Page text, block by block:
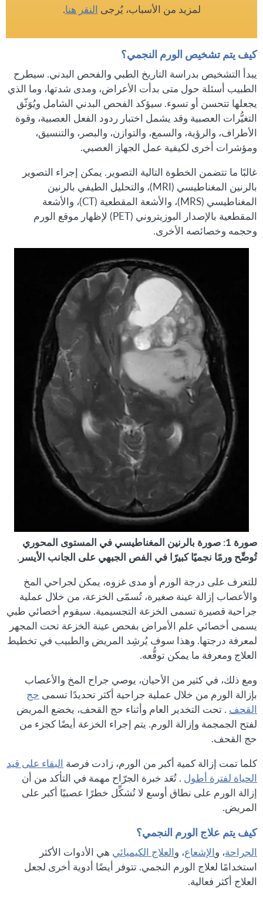
لمزيد من الأسباب، يُرجى النقر هنا.
كيف يتم تشخيص الورم النجمي؟
يبدأ التشخيص بدراسة التاريخ الطبي والفحص البدني. سيطرح
الطبيب أسئلة حول متى بدأت الأعراض، ومدى شدتها، وما الذي
يجعلها تتحسن أو تسوء. سيؤكد الفحص البدني الشامل ويُوَثّق
التغيُّرات العصبية وقد يشمل اختبار ردود الفعل العصبية، وقوة
الأطراف، والرؤية، والسمع، والتوازن، والبصر، والتنسيق،
ومؤشرات أخرى لكيفية عمل الجهاز العصبي.
غالبًا ما تتضمن الخطوة التالية التصوير. يمكن إجراء التصوير
بالرنين المغناطيسي (MRI)، والتحليل الطيفي بالرنين
المغناطيسي (MRS)، والأشعة المقطعية (CT)، والأشعة
المقطعية بالإصدار البوزيتروني (PET) لإظهار موقع الورم
وحجمه وخصائصه الأخرى.
صورة 1: صورة بالرنين المغناطيسي في المستوى المحوري
تُوضِّح ورمًا نجميًا كبيرًا في الفص الجبهي على الجانب الأيسر.
للتعرف على درجة الورم أو مدى غزوه، يمكن لجراحي المخ
والأعصاب إزالة عينة صغيرة، تُسمّى الخزعة، من خلال عملية
جراحية قصيرة تسمى الخزعة التجسيمية. سيقوم أخصائي طبي
يسمى أخصائي علم الأمراض بفحص عينة الخزعة تحت المجهر
لمعرفة درجتها. وهذا سوف يُرشِد المريض والطبيب في تخطيط
العلاج ومعرفة ما يمكن توقُّعه.
ومع ذلك، في كثير من الأحيان، يوصي جراح المخ والأعصاب
بإزالة الورم من خلال عملية جراحية أكثر تحديدًا تسمى حج
القحف . تحت التخدير العام وأثناء حج القحف، يخضع المريض
لفتح الجمجمة وإزالة الورم. يتم إجراء الخزعة أيضًا كجزء من
حج القحف.
كلما تمت إزالة كمية أكبر من الورم، زادت فرصة البقاء على قيد
الحياة لفترة أطول . تُعَد خبرة الجرّاح مهمة في التأكد من أن
إزالة الورم على نطاق أوسع لا تُشكِّل خطرًا عصبيًا أكبر على
المريض.
كيف يتم علاج الورم النجمي؟
الجراحة، والإشعاع، والعلاج الكيميائي هي الأدوات الأكثر
استخدامًا لعلاج الورم النجمي. تتوفر أيضًا أدوية أخرى لجعل
العلاج أكثر فعالية.